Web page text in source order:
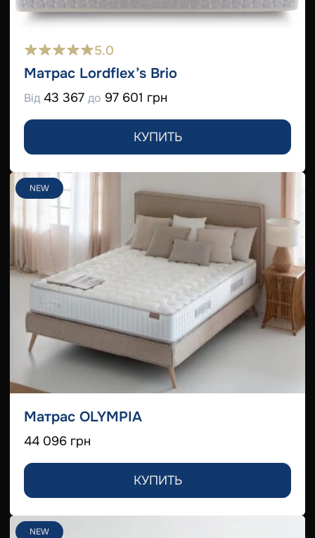
5.0
Матрас Lordflex’s Brio
Від 43 367 до 97 601 грн
КУПИТЬ
NEW
Матрас OLYMPIA
44 096 грн
КУПИТЬ
NEW